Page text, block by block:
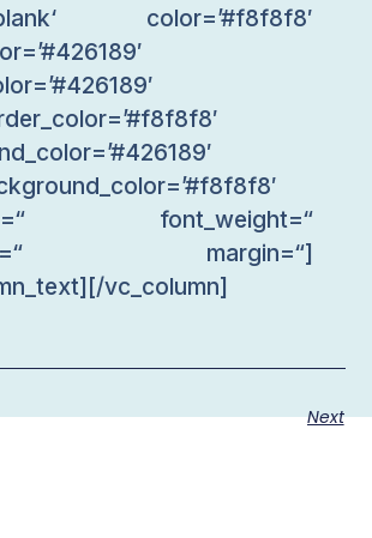
color=’#f8f8f8′
font_weight=“
margin=“]
vc_column]
Next